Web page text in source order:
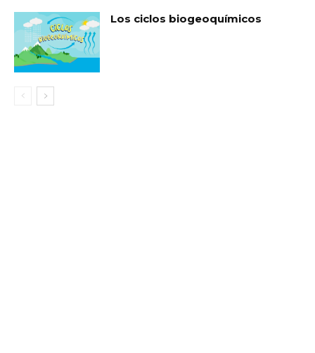
Los ciclos biogeoquímicos